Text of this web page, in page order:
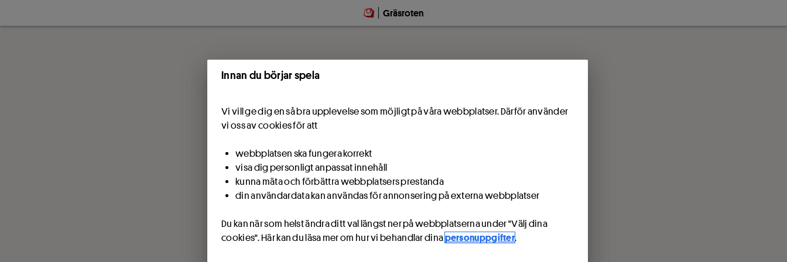
Gräsroten
Innan du börjar spela
Vi vill ge dig en så bra upplevelse som möjligt på våra webbplatser. Därför använder
vi oss av cookies för att
webbplatsen ska fungera korrekt
visa dig personligt anpassat innehåll
kunna mäta och förbättra webbplatsers prestanda
din användardata kan användas för annonsering på externa webbplatser
Du kan när som helst ändra ditt val längst ner på webbplatserna under "Välj dina
cookies". Här kan du läsa mer om hur vi behandlar dinapersonuppgifter.